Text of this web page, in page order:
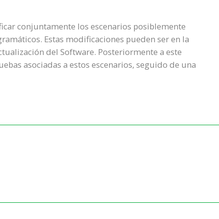
conjuntamente los escenarios posiblemente
Estas modificaciones pueden ser en la
del Software. Posteriormente a este
asociadas a estos escenarios, seguido de una